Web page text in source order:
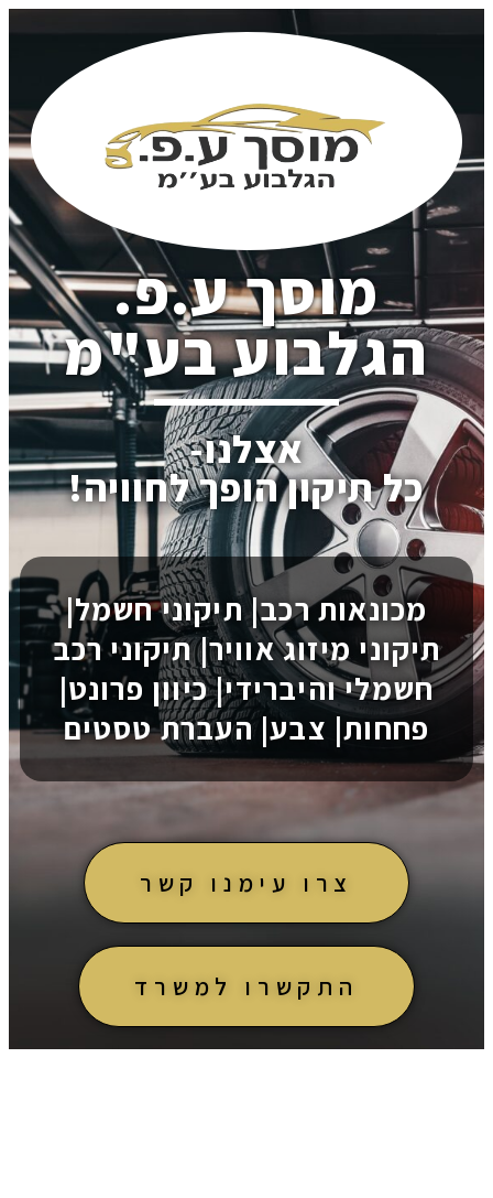
מוסך ע.פ.
הגלבוע בע"מ
אצלנו-
כל תיקון הופך לחוויה!
מכונאות רכב| תיקוני חשמל|
תיקוני מיזוג אוויר| תיקוני רכב
חשמלי והיברידי| כיוון פרונט|
פחחות| צבע| העברת טסטים
צרו עימנו קשר
התקשרו למשרד